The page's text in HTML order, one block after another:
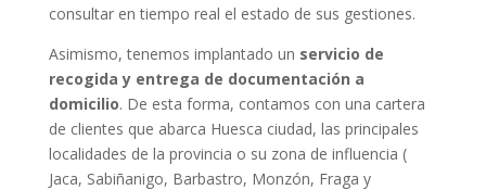
consultar en tiempo real el estado de sus gestiones.
Asimismo, tenemos implantado un servicio de
recogida y entrega de documentación a
domicilio. De esta forma, contamos con una cartera
de clientes que abarca Huesca ciudad, las principales
localidades de la provincia o su zona de influencia (
Jaca, Sabiñanigo, Barbastro, Monzón, Fraga y